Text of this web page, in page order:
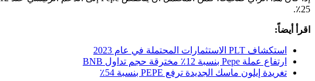
25٪.
اقرأ أيضاً:
استكشاف PLT الاستثمارات المحتملة في عام 2023
ارتفاع عملة Pepe بنسبة 12٪ مخترقة حجم تداول BNB
تغريدة إيلون ماسك الجديدة ترفع PEPE بنسبة 54٪